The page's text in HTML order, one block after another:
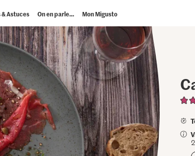
& Astuces On en parle… Mon Migusto